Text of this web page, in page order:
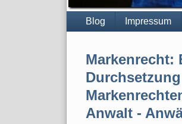
Blog Impressum
Markenrecht:
Anwalt -